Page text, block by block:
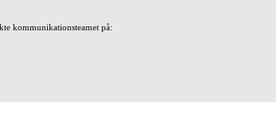
kommunikationsteamet på: